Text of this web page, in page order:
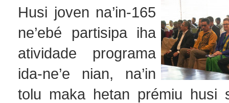
Husi joven na’in-165
ne’ebé partisipa iha
atividade programa
ida-ne’e nian, na’in
tolu maka hetan prémiu husi